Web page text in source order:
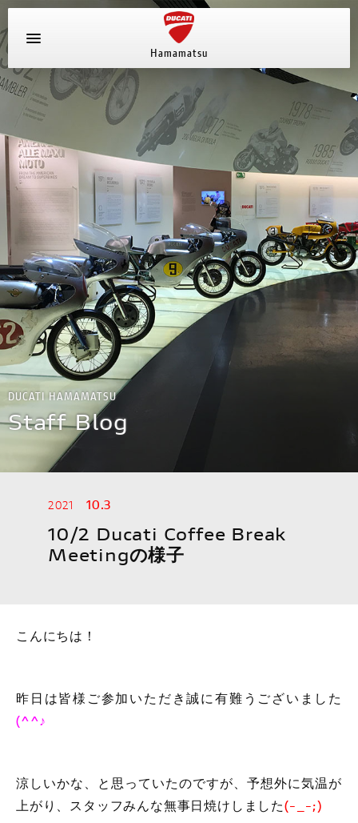
Hamamatsu
新車ラインナップ
中古車
ストア情報
採用情報
ブログ
キャンペーン
スタッフ紹介
イベント
アパレル
MOTOGP
WSBK
デスモプラン
DUCATI HAMAMATSU
Staff Blog
2021 10.3
10/2 Ducati Coffee Break
Meetingの様子
こんにちは！
昨日は皆様ご参加いただき誠に有難うございました
(^^♪
涼しいかな、と思っていたのですが、予想外に気温が
上がり、スタッフみんな無事日焼けしました(-_-;)